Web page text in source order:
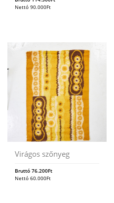
Nettó 90.000Ft
Virágos szőnyeg
Bruttó 76.200Ft
Nettó 60.000Ft